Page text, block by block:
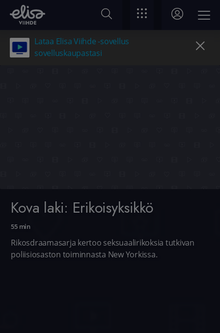
Lataa Elisa Viihde -sovellus
sovelluskaupastasi
Kova laki: Erikoisyksikkö
55 min
Rikosdraamasarja kertoo seksuaalirikoksia tutkivan
poliisiosaston toiminnasta New Yorkissa.